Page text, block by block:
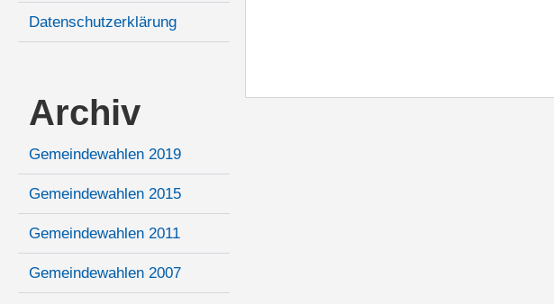
Datenschutzerklärung
Archiv
Gemeindewahlen 2019
Gemeindewahlen 2015
Gemeindewahlen 2011
Gemeindewahlen 2007